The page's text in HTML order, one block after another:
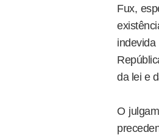
Fux,
da lei e
O